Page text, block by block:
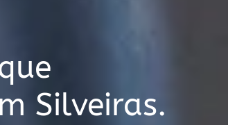
Silveiras.